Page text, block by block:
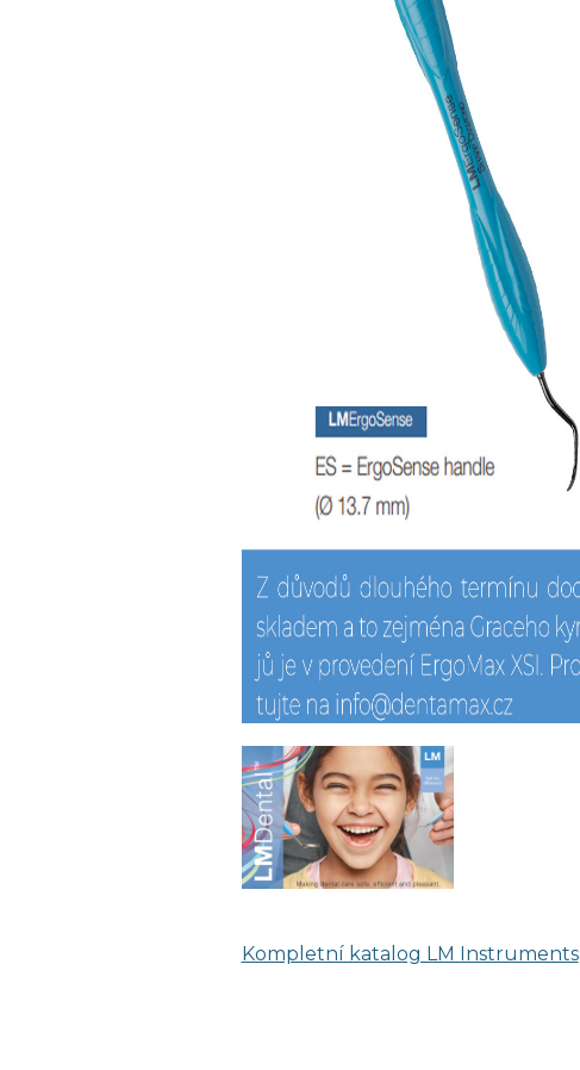
Kompletní katalog LM Instruments